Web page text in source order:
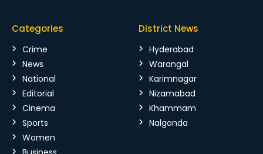
Categories
Crime
News
National
Editorial
Cinema
Sports
Women
District News
Hyderabad
Warangal
Karimnagar
Nizamabad
Khammam
Nalgonda